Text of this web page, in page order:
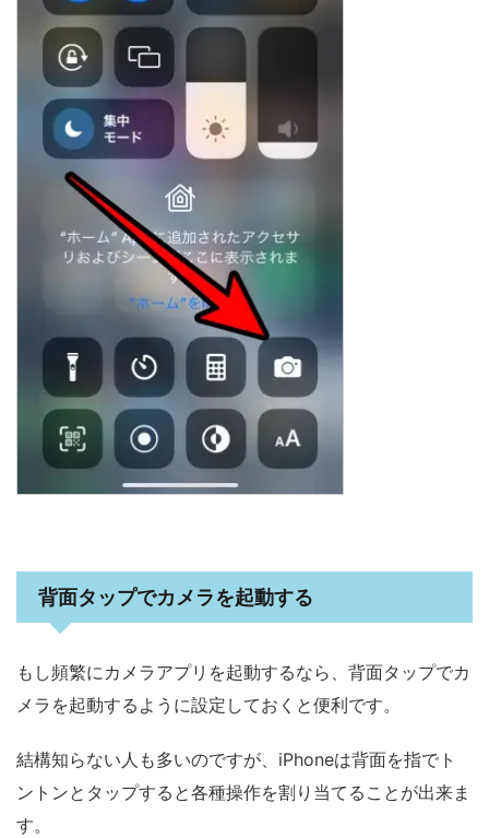
背面タップでカメラを起動する
もし頻繁にカメラアプリを起動するなら、背面タップでカ
メラを起動するように設定しておくと便利です。
結構知らない人も多いのですが、iPhoneは背面を指でト
ントンとタップすると各種操作を割り当てることが出来ま
す。